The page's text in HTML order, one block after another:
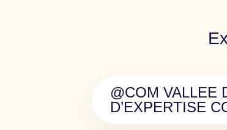
@COM VALLEE
D’EXPERTISE